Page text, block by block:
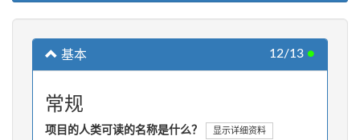
基本 12/13 ●
常规
项目的人类可读的名称是什么？ 显示详细资料